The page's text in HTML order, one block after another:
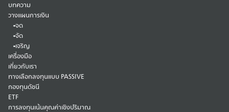
บทความ
วางแผนการเงิน
จด
จัด
เจริญ
เครื่องมือ
เกี่ยวกับเรา
ทางเลือกลงทุนแบบ PASSIVE
กองทุนดัชนี
ETF
การลงทุนเน้นคุณค่าเชิงปริมาณ